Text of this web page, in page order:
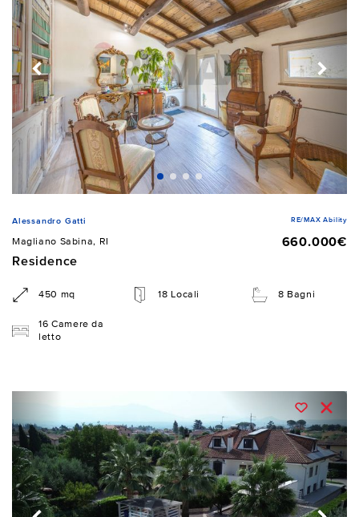
Alessandro Gatti RE/MAX Ability
Magliano Sabina, RI
660.000€
Residence
450 mq 18 Locali 8 Bagni
16 Camere da
letto